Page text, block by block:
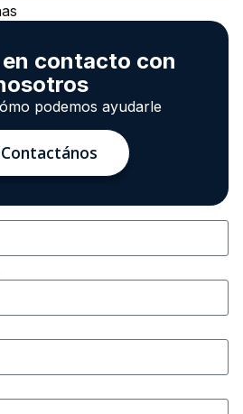
en contacto con
podemos ayudarle
Contactános